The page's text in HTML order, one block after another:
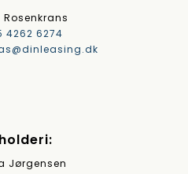
4262 6274
Jørgensen